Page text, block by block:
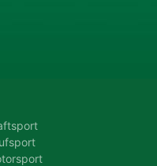
Triathlon